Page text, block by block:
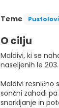
Teme
O cilju
Maldivi, ki se
naseljenih le
Maldivi resnično
sončni zahodi
snorkljanje in